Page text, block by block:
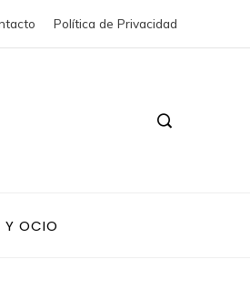
Política de Privacidad
Y OCIO